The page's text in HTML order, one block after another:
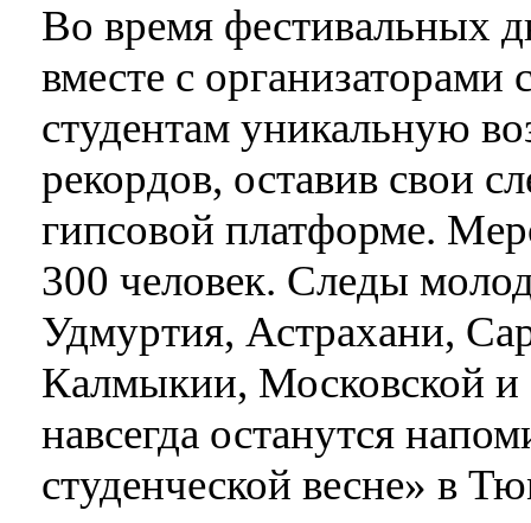
Во время фестивальных
вместе с организаторами
студентам уникальную
рекордов, оставив свои
гипсовой платформе.
300 человек. Следы
Удмуртия, Астрахани,
Калмыкии, Московской и
навсегда останутся
студенческой весне» в